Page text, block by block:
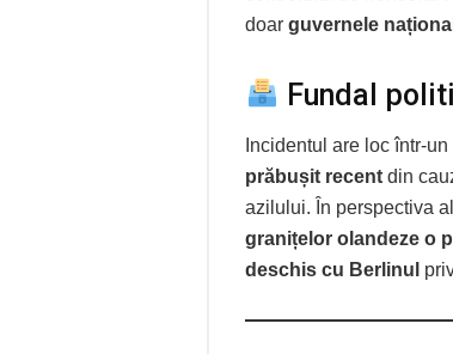
doar guvernele
Fundal
Incidentul are loc într-
prăbușit recent din
azilului. În perspectiva
granițelor olandeze o
deschis cu Berlinul